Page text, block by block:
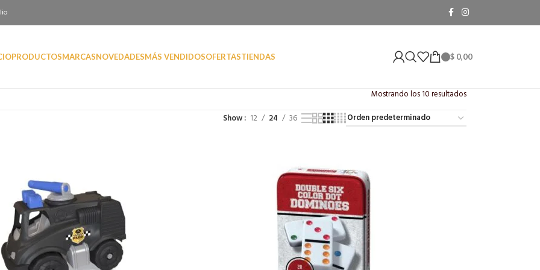
PRODUCTOSMARCASNOVEDADESMÁS VENDIDOSOFERTASTIENDAS $ 0,00
Mostrando los 10 resultados
Show 12 24 36